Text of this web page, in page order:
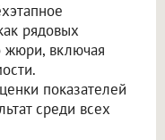
рядовых
жюри, включая
показателей
среди всех